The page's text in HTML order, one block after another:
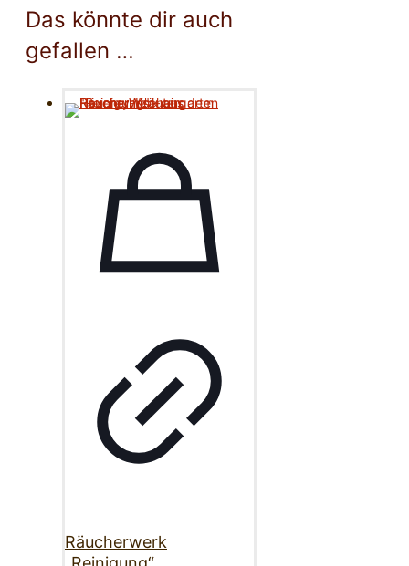
Das könnte dir auch
gefallen …
Räucherwerk